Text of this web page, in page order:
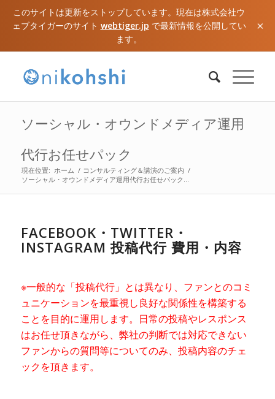
このサイトは更新をストップしています。現在は株式会社ウ
ェブタイガーのサイト webtiger.jp で最新情報を公開してい
ます。
×
ソーシャル・オウンドメディア運用
代行お任せパック
現在位置: ホーム / コンサルティング＆講演のご案内 /
ソーシャル・オウンドメディア運用代行お任せパック...
FACEBOOK・TWITTER・
INSTAGRAM 投稿代行 費用・内容
※一般的な「投稿代行」とは異なり、ファンとのコミ
ュニケーションを最重視し良好な関係性を構築する
ことを目的に運用します。日常の投稿やレスポンス
はお任せ頂きながら、弊社の判断では対応できない
ファンからの質問等についてのみ、投稿内容のチェ
ックを頂きます。